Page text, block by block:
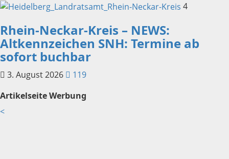
4
Rhein-Neckar-Kreis – NEWS:
Altkennzeichen SNH: Termine ab
sofort buchbar
3. August 2026
119
Artikelseite Werbung
<